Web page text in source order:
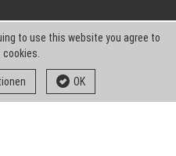
to use this website you agree to
OK